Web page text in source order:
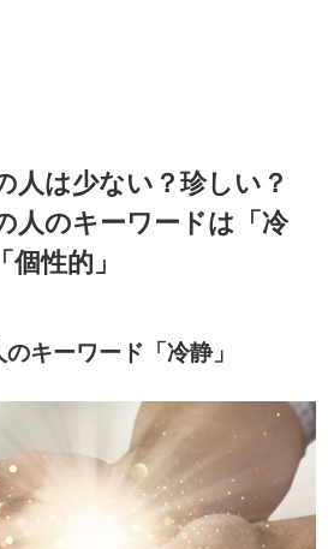
人は少ない？珍しい？
人のキーワードは「冷
性的」
キーワード「冷静」